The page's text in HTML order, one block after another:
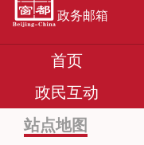
政务邮箱
首页
政民互动
站点地图